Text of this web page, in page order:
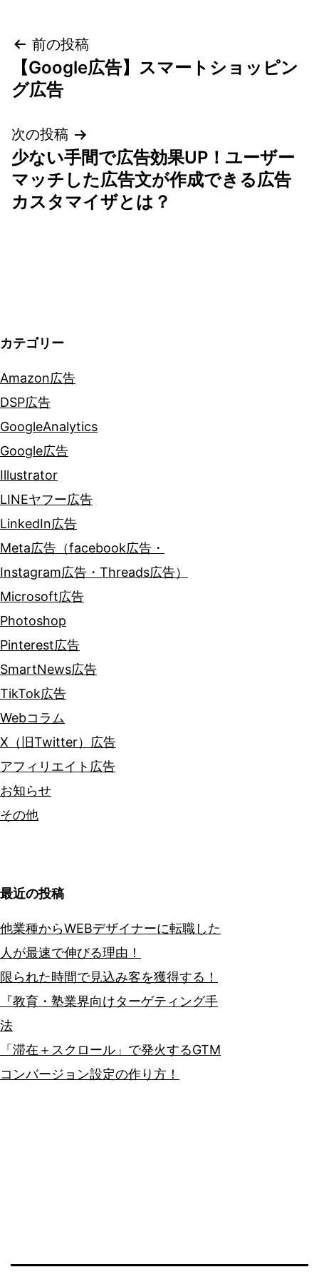
投
稿
ビ
ゲ
ー
前の投稿
【Google広告】スマートショッピン
グ広告
次の投稿
少ない手間で広告効果UP！ユーザー
マッチした広告文が作成できる広告
カスタマイザとは？
カテゴリー
Amazon広告
DSP広告
GoogleAnalytics
Google広告
Illustrator
LINEヤフー広告
LinkedIn広告
Meta広告（facebook広告・
Instagram広告・Threads広告）
Microsoft広告
Photoshop
Pinterest広告
SmartNews広告
TikTok広告
Webコラム
X（旧Twitter）広告
アフィリエイト広告
お知らせ
その他
最近の投稿
他業種からWEBデザイナーに転職した
人が最速で伸びる理由！
限られた時間で見込み客を獲得する！
『教育・塾業界向けターゲティング手
法
「滞在＋スクロール」で発火するGTM
コンバージョン設定の作り方！